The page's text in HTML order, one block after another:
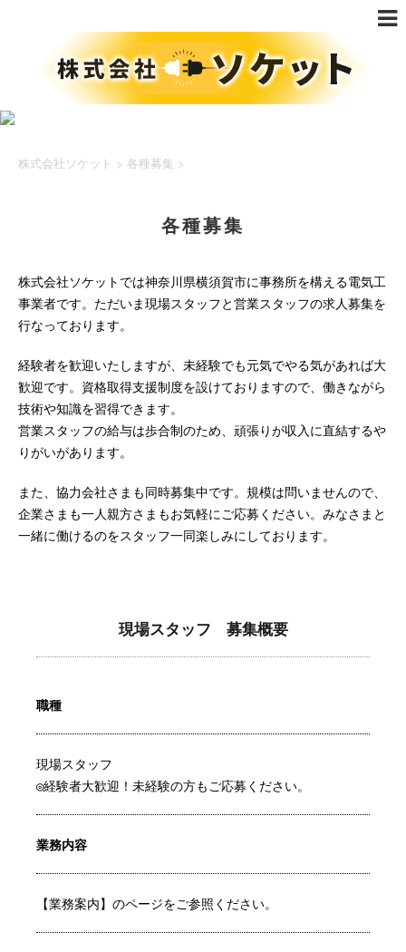
株式会社ソケット > 各種募集 >
各種募集
株式会社ソケットでは神奈川県横須賀市に事務所を構える電気工
事業者です。ただいま現場スタッフと営業スタッフの求人募集を
行なっております。
経験者を歓迎いたしますが、未経験でも元気でやる気があれば大
歓迎です。資格取得支援制度を設けておりますので、働きながら
技術や知識を習得できます。
営業スタッフの給与は歩合制のため、頑張りが収入に直結するや
りがいがあります。
また、協力会社さまも同時募集中です。規模は問いませんので、
企業さまも一人親方さまもお気軽にご応募ください。みなさまと
一緒に働けるのをスタッフ一同楽しみにしております。
現場スタッフ 募集概要
職種
現場スタッフ
◎経験者大歓迎！未経験の方もご応募ください。
業務内容
【業務案内】のページをご参照ください。